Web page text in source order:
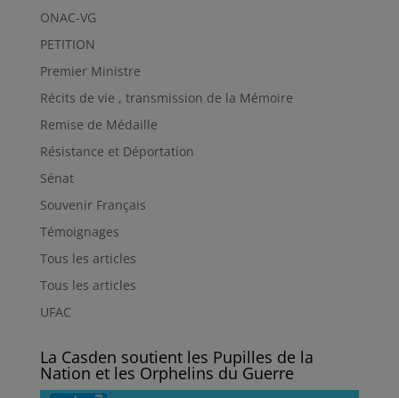
ONAC-VG
PETITION
Premier Ministre
Récits de vie , transmission de la Mémoire
Remise de Médaille
Résistance et Déportation
Sénat
Souvenir Français
Témoignages
Tous les articles
Tous les articles
UFAC
La Casden soutient les Pupilles de la
Nation et les Orphelins du Guerre